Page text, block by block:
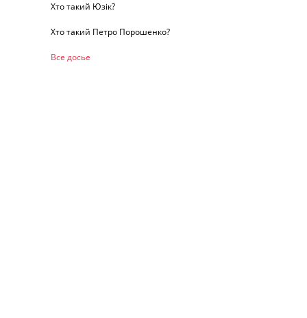
Хто такий Юзік?
Хто такий Петро Порошенко?
Все досье